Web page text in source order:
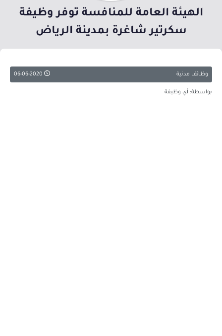
الهيئة العامة للمنافسة توفر وظيفة
سكرتير شاغرة بمدينة الرياض
وظائف مدنية
بواسطة: أي وظيفة